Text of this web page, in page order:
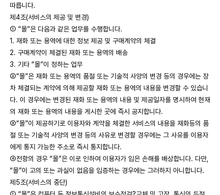
따릅니다.
제4조(서비스의 제공 및 변경)
① “몰”은 다음과 같은 업무를 수행합니다.
1. 재화 또는 용역에 대한 정보 제공 및 구매계약의 체결
2. 구매계약이 체결된 재화 또는 용역의 배송
3. 기타 “몰”이 정하는 업무
②“몰”은 재화 또는 용역의 품절 또는 기술적 사양의 변경 등의 경우에는 장
차 체결되는 계약에 의해 제공할 재화 또는 용역의 내용을 변경할 수 있습니
다. 이 경우에는 변경된 재화 또는 용역의 내용 및 제공일자를 명시하여 현재
의 재화 또는 용역의 내용을 게시한 곳에 즉시 공지합니다.
③“몰”이 제공하기로 이용자와 계약을 체결한 서비스의 내용을 재화등의 품
절 또는 기술적 사양의 변경 등의 사유로 변경할 경우에는 그 사유를 이용자
에게 통지 가능한 주소로 즉시 통지합니다.
④전항의 경우 “몰”은 이로 인하여 이용자가 입은 손해를 배상합니다. 다만,
“몰”이 고의 또는 과실이 없음을 입증하는 경우에는 그러하지 아니합니다.
제5조(서비스의 중단)